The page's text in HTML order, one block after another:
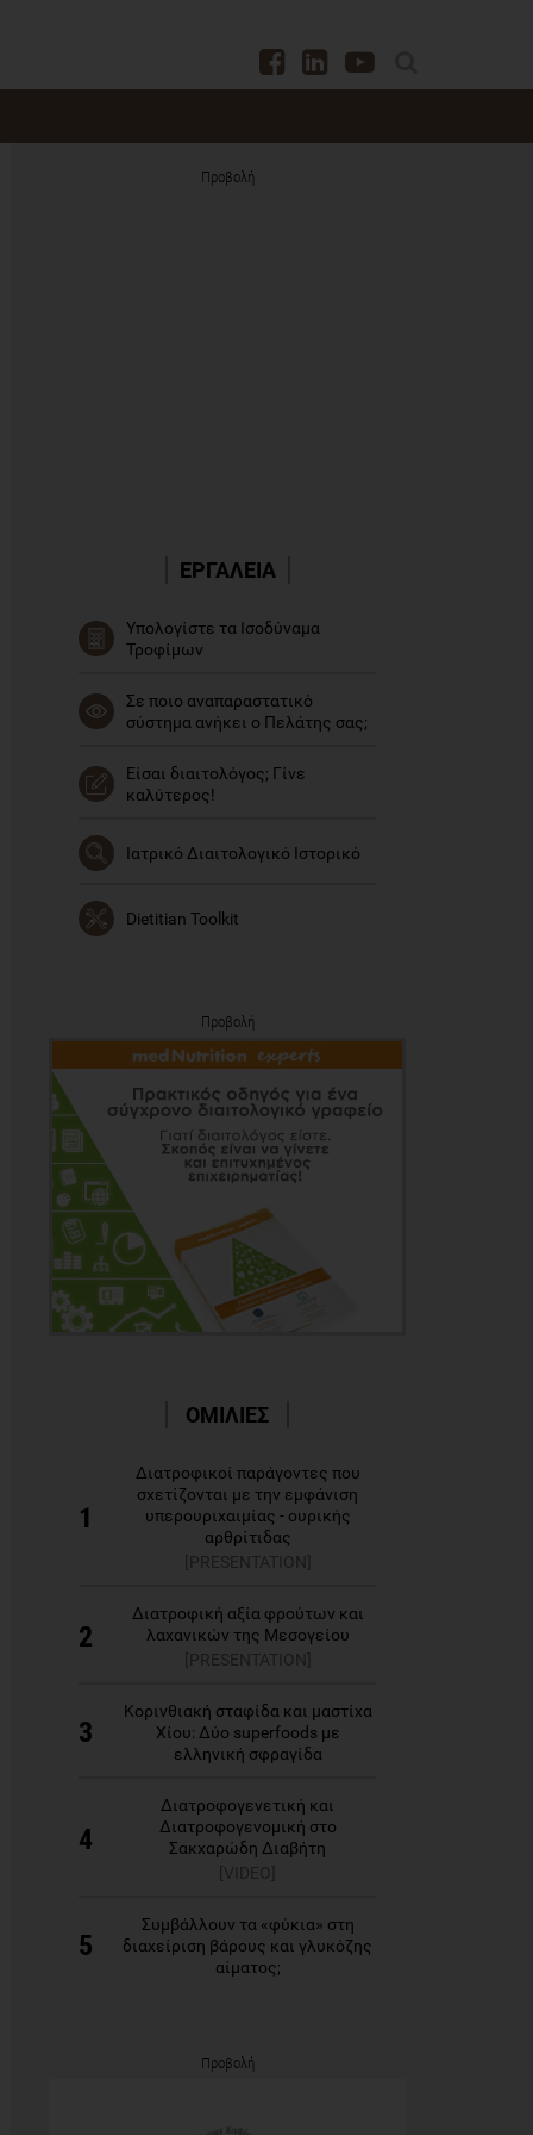
Προβολή
ΕΡΓΑΛΕΙΑ
Υπολογίστε τα Ισοδύναμα
Τροφίμων
Σε ποιο αναπαραστατικό
σύστημα ανήκει ο Πελάτης σας;
Είσαι διαιτολόγος; Γίνε
καλύτερος!
Ιατρικό Διαιτολογικό Ιστορικό
Dietitian Toolkit
ΟΜΙΛΙΕΣ
1
Διατροφικοί παράγοντες που
σχετίζονται με την εμφάνιση
υπερουριχαιμίας - ουρικής
αρθρίτιδας
[PRESENTATION]
2
Διατροφική αξία φρούτων και
λαχανικών της Μεσογείου
[PRESENTATION]
3
Κορινθιακή σταφίδα και μαστίχα
Χίου: Δύο superfoods με
ελληνική σφραγίδα
4
Διατροφογενετική και
Διατροφογενομική στο
Σακχαρώδη Διαβήτη
[VIDEO]
5
Συμβάλλουν τα «φύκια» στη
διαχείριση βάρους και γλυκόζης
αίματος;
Προβολή
Προβολή